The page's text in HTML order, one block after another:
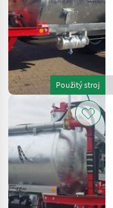
Použitý stroj